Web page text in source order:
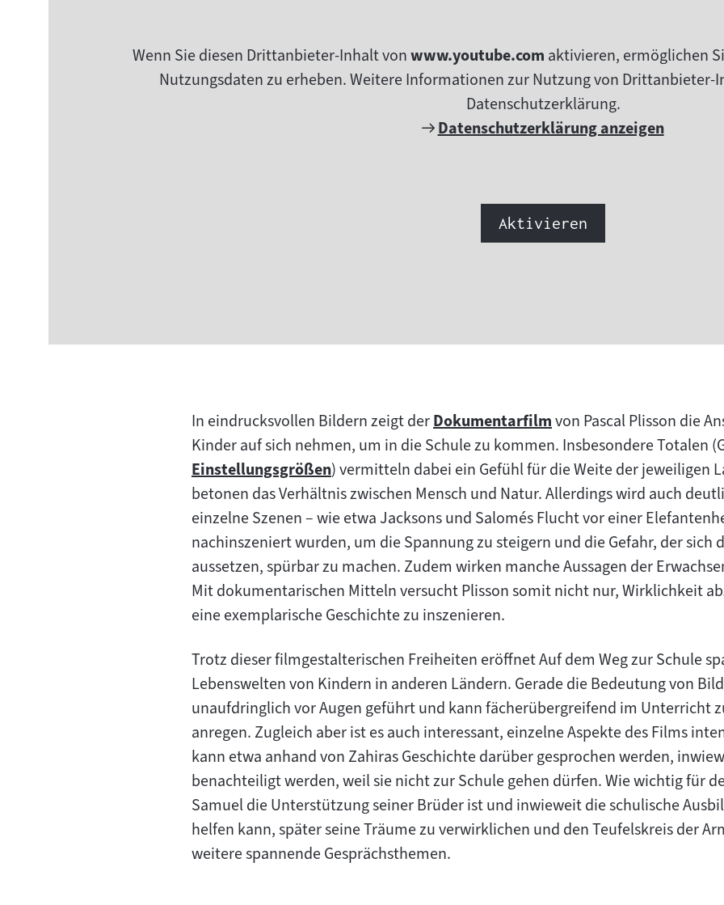
Wenn Sie diesen Drittanbieter-Inhalt vonwww.youtube.com aktivieren, ermöglichen
Nutzungsdaten zu erheben. Weitere Informationen zur Nutzung von Drittanbieter-
Datenschutzerklärung.
Externer
Datenschutzerklärung anzeigen
Aktivieren
In eindrucksvollen Bildern zeigt derZum
Inhalt:
Dokumentarfilmvon Pascal Plisson die
Kinder auf sich nehmen, um in die Schule zu kommen. Insbesondere Totalen
Zum
Inhalt:
Einstellungsgrößen) vermitteln dabei ein Gefühl für die Weite der jeweiligen
betonen das Verhältnis zwischen Mensch und Natur. Allerdings wird auch
einzelne Szenen – wie etwa Jacksons und Salomés Flucht vor einer
nachinszeniert wurden, um die Spannung zu steigern und die Gefahr, der sich
aussetzen, spürbar zu machen. Zudem wirken manche Aussagen der
Mit dokumentarischen Mitteln versucht Plisson somit nicht nur, Wirklichkeit
eine exemplarische Geschichte zu inszenieren.
Trotz dieser filmgestalterischen Freiheiten eröffnet Auf dem Weg zur Schule
Lebenswelten von Kindern in anderen Ländern. Gerade die Bedeutung von
unaufdringlich vor Augen geführt und kann fächerübergreifend im Unterricht
anregen. Zugleich aber ist es auch interessant, einzelne Aspekte des Films
kann etwa anhand von Zahiras Geschichte darüber gesprochen werden,
benachteiligt werden, weil sie nicht zur Schule gehen dürfen. Wie wichtig für
Samuel die Unterstützung seiner Brüder ist und inwieweit die schulische
helfen kann, später seine Träume zu verwirklichen und den Teufelskreis der
weitere spannende Gesprächsthemen.